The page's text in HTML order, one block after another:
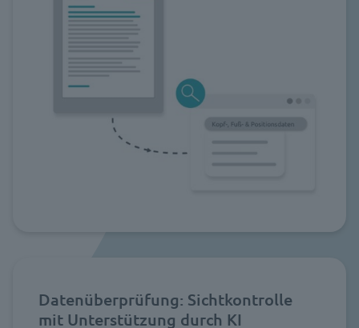
Datenüberprüfung: Sichtkontrolle
mit Unterstützung durch KI